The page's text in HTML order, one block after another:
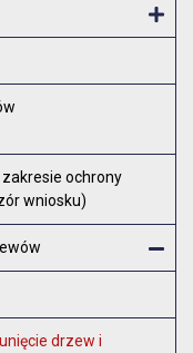
ochrony
wniosku)
drzew i